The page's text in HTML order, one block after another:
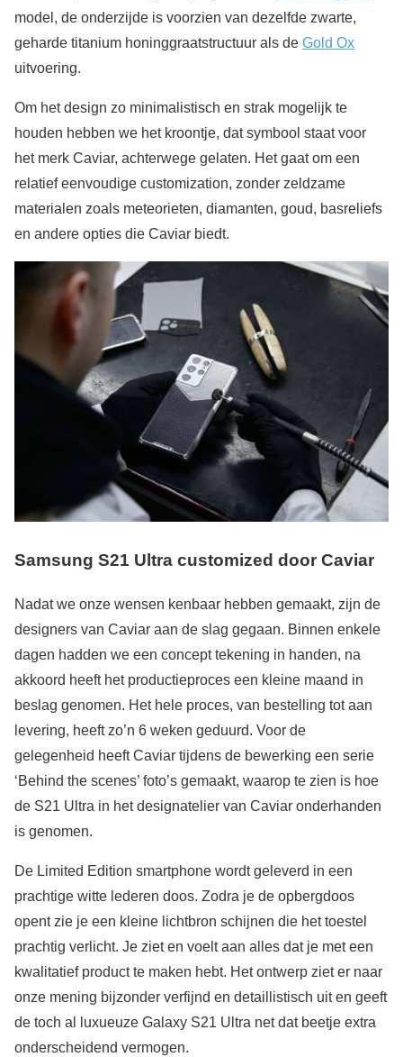
model, de onderzijde is voorzien van dezelfde zwarte,
geharde titanium honinggraatstructuur als de Gold Ox
uitvoering.
Om het design zo minimalistisch en strak mogelijk te
houden hebben we het kroontje, dat symbool staat voor
het merk Caviar, achterwege gelaten. Het gaat om een
relatief eenvoudige customization, zonder zeldzame
materialen zoals meteorieten, diamanten, goud, basreliefs
en andere opties die Caviar biedt.
Samsung S21 Ultra customized door Caviar
Nadat we onze wensen kenbaar hebben gemaakt, zijn de
designers van Caviar aan de slag gegaan. Binnen enkele
dagen hadden we een concept tekening in handen, na
akkoord heeft het productieproces een kleine maand in
beslag genomen. Het hele proces, van bestelling tot aan
levering, heeft zo’n 6 weken geduurd. Voor de
gelegenheid heeft Caviar tijdens de bewerking een serie
‘Behind the scenes’ foto’s gemaakt, waarop te zien is hoe
de S21 Ultra in het designatelier van Caviar onderhanden
is genomen.
De Limited Edition smartphone wordt geleverd in een
prachtige witte lederen doos. Zodra je de opbergdoos
opent zie je een kleine lichtbron schijnen die het toestel
prachtig verlicht. Je ziet en voelt aan alles dat je met een
kwalitatief product te maken hebt. Het ontwerp ziet er naar
onze mening bijzonder verfijnd en detaillistisch uit en geeft
de toch al luxueuze Galaxy S21 Ultra net dat beetje extra
onderscheidend vermogen.